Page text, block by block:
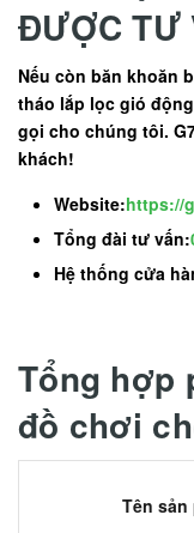
ĐƯỢC TƯ
Nếu còn băn khoăn
tháo lắp lọc gió
gọi cho chúng tôi.
khách!
Website:https://
Tổng đài tư vấn:
Hệ thống cửa
Tổng hợp
đồ chơi
Tên sản